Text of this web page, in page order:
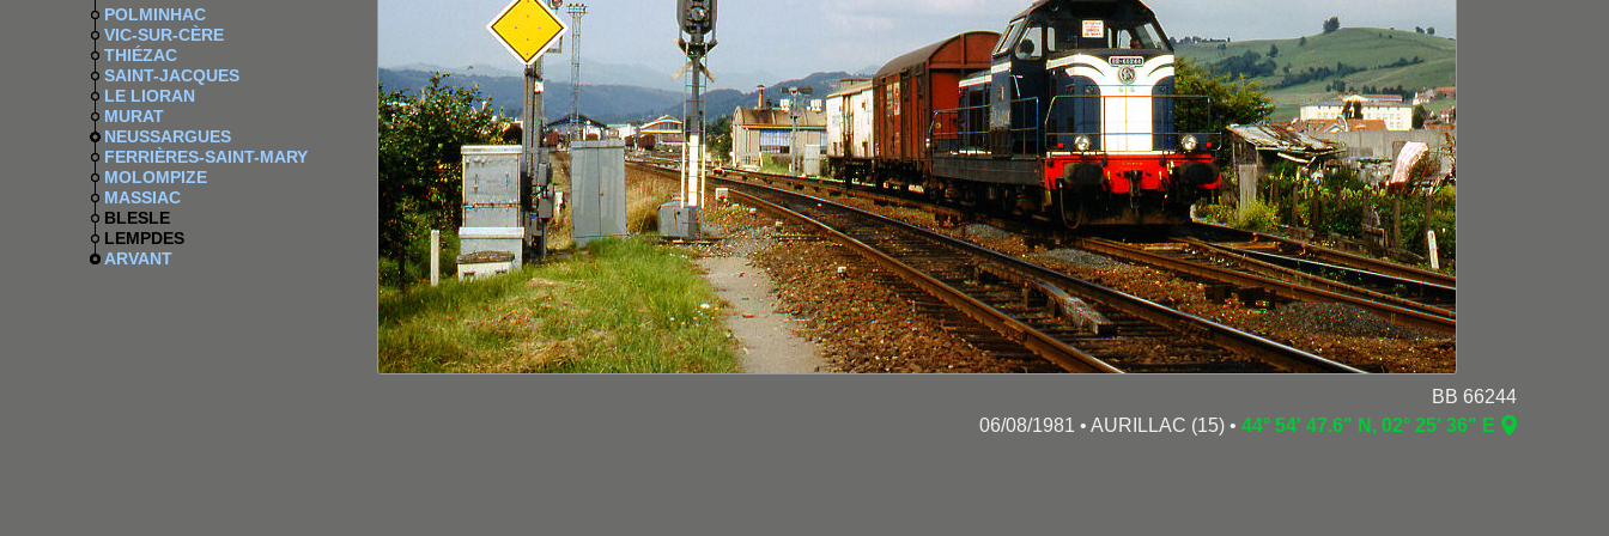
POLMINHAC
VIC-SUR-CÈRE
THIÉZAC
SAINT-JACQUES
LE LIORAN
MURAT
NEUSSARGUES
FERRIÈRES-SAINT-MARY
MOLOMPIZE
MASSIAC
BLESLE
LEMPDES
ARVANT
BB 66244
06/08/1981 • AURILLAC (15) • 44° 54' 47.6" N, 02° 25' 36" E